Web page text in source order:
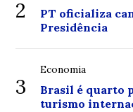
2
PT oficializa
Presidência
3
Economia
Brasil é quarto
turismo